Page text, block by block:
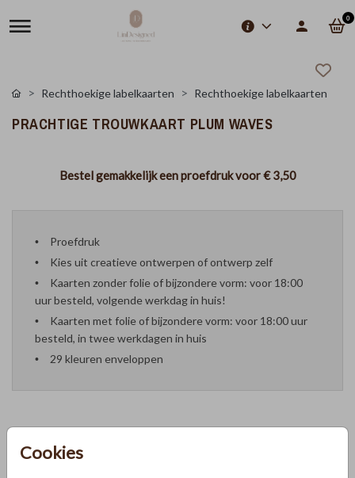
0
Cookies
Rechthoekige labelkaarten Rechthoekige labelkaarten
PRACHTIGE TROUWKAART PLUM WAVES
Bestel gemakkelijk een proefdruk voor€ 3,50
Proefdruk
Kies uit creatieve ontwerpen of ontwerp zelf
Kaarten zonder folie of bijzondere vorm: voor 18:00
uur besteld, volgende werkdag in huis!
Kaarten met folie of bijzondere vorm: voor 18:00 uur
besteld, in twee werkdagen in huis
29 kleuren enveloppen
Formaten en prijzen